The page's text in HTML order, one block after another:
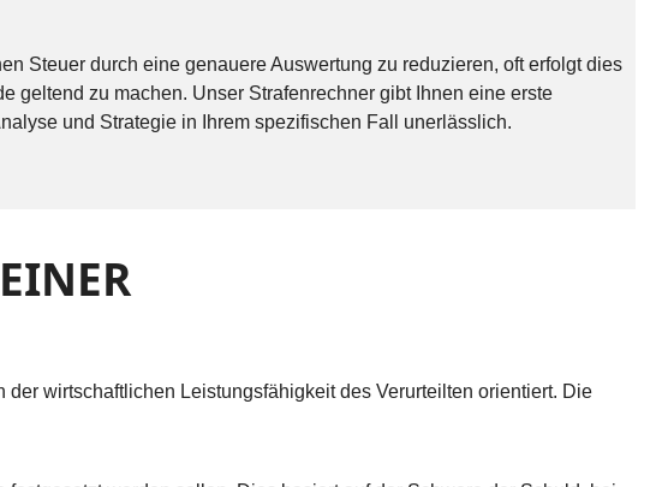
Steuer durch eine genauere Auswertung zu reduzieren, oft erfolgt dies
geltend zu machen. Unser Strafenrechner gibt Ihnen eine erste
und Strategie in Ihrem spezifischen Fall unerlässlich.
wirtschaftlichen Leistungsfähigkeit des Verurteilten orientiert. Die